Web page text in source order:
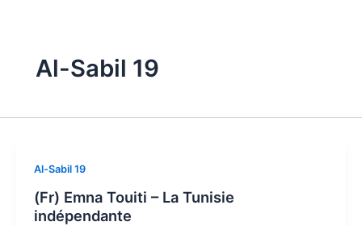
Al-Sabil 19
Al-Sabil 19
(Fr) Emna Touiti – La Tunisie
indépendante